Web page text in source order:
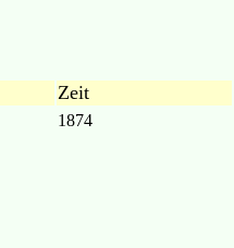
Zeit
1874